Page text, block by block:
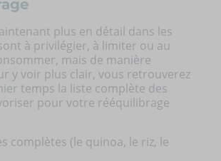
plus en détail dans les
à privilégier, à limiter ou au
mais de manière
y voir plus clair, vous retrouverez
temps la liste complète des
pour votre rééquilibrage
complètes (le quinoa, le riz, le